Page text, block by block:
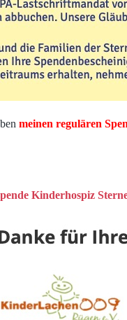
meinen regulären
Kinderhospiz